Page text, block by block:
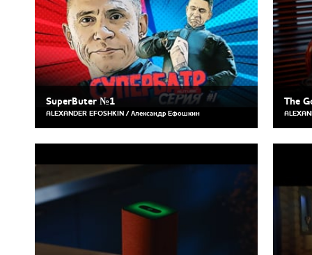
SuperButer №1
ALEXANDER EFOSHKIN / Александр Ефошкин
The